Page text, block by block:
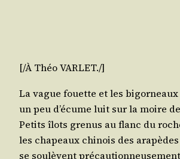
[/​À Théo VARLET./]
La vague fouette et les
un peu d’écume luit sur la moire
Petits îlots gre­nus au flanc du
les cha­peaux chi­nois des arapèdes
se sou­lèvent